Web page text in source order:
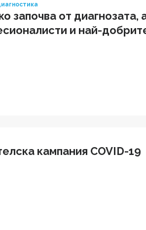
започва от
и най-
кампания COVID-19